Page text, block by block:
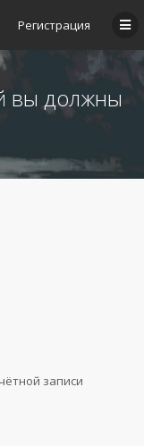
Регистрация
вы должны
записи